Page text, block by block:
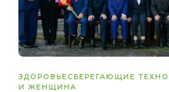
ЗДОРОВЬЕСБЕРЕГАЮЩИЕ
И ЖЕНЩИНА